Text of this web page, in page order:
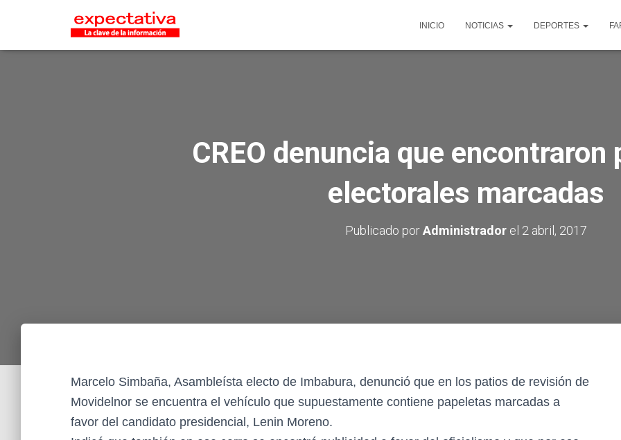
INICIO NOTICIAS DEPORTES
CREO denuncia que encontraron
electorales marcadas
Publicado porAdministradorel 2 abril, 2017
Marcelo Simbaña, Asambleísta electo de Imbabura, denunció que en los patios de revisión de
Movidelnor se encuentra el vehículo que supuestamente contiene papeletas marcadas a
favor del candidato presidencial, Lenin Moreno.